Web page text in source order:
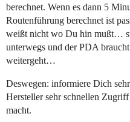
berechnet. Wenn es dann 5
Routenführung berechnet ist
weißt nicht wo Du hin mußt…
unterwegs und der PDA
weitergeht…
Deswegen: informiere Dich
Hersteller sehr schnellen
macht.